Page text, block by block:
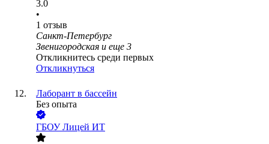
3.0
•
1 отзыв
Санкт-Петербург
Звенигородская и еще 3
Откликнитесь среди первых
Откликнуться
Лаборант в бассейн
Без опыта
ГБОУ Лицей ИТ